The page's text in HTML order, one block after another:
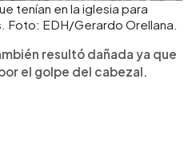
tenían en la iglesia para
EDH/Gerardo Orellana.
resultó dañada ya que
el golpe del cabezal.